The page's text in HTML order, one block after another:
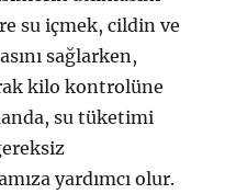
su içmek, cildin ve
sağlarken,
kilo kontrolüne
su tüketimi
yardımcı olur.